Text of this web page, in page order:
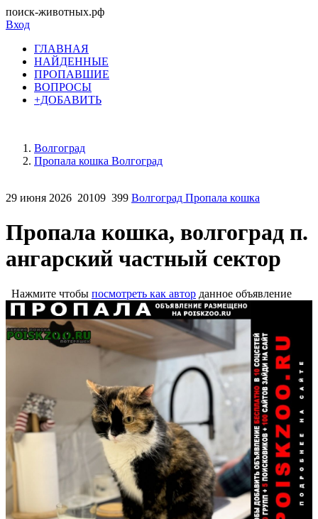
поиск-животных.рф
Вход
ГЛАВНАЯ
НАЙДЕННЫЕ
ПРОПАВШИЕ
ВОПРОСЫ
+ДОБАВИТЬ
Волгоград
Пропала кошка Волгоград
29 июня 2026 20109 399 Волгоград Пропала кошка
Пропала кошка, волгоград п.
ангарский частный сектор
Нажмите чтобы посмотреть как автор данное объявление